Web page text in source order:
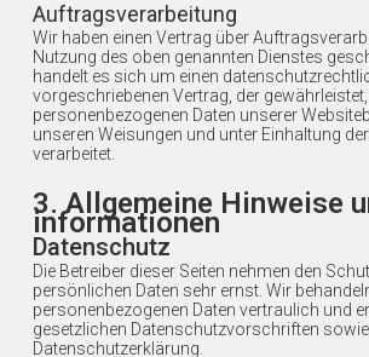
Auftragsverarbeitung
Wir haben einen Vertrag über
Nutzung des oben genannten Dienstes
handelt es sich um einen
vorgeschriebenen Vertrag, der
personenbezogenen Daten unserer
unseren Weisungen und unter Einhaltung der
verarbeitet.
3. Allgemeine Hinweise
informationen
Datenschutz
Die Betreiber dieser Seiten nehmen den
persönlichen Daten sehr ernst. Wir
personenbezogenen Daten vertraulich und
gesetzlichen Datenschutzvorschriften
Datenschutzerklärung.